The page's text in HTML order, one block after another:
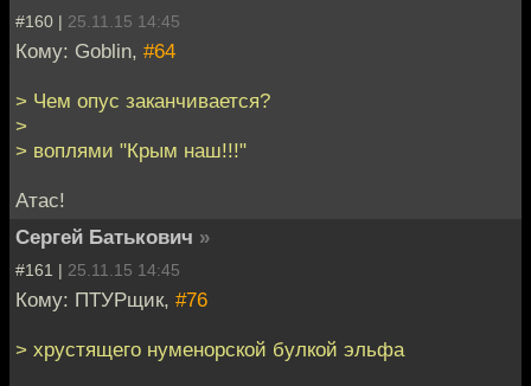
#160 | 25.11.15 14:45
Кому: Goblin, #64
> Чем опус заканчивается?
>
> воплями "Крым наш!!!"
Атас!
Сергей Батькович »
#161 | 25.11.15 14:45
Кому: ПТУРщик, #76
> хрустящего нуменорской булкой эльфа